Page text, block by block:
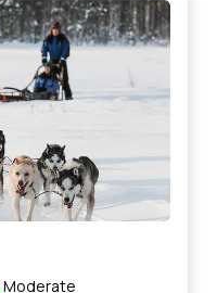
Moderate